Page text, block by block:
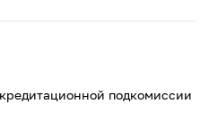
подкомиссии